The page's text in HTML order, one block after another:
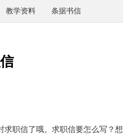
教学资料 条据书信
职信了哦。求职信要怎么写？想